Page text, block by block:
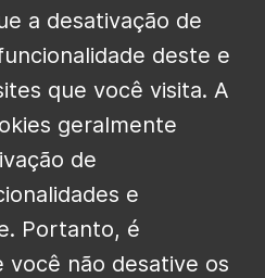
a desativação de
deste e
que você visita. A
geralmente
de
e
Portanto, é
você não desative os